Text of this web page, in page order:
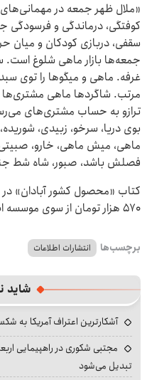
«ملال ظهر جمعه در
کوفتگی، درماندگی و فرسودگی
سقفی، دربازی کودکان و میان
جمعه‌ها بازار ماهی شلوغ است.
غرفه. ماهی و میگوها را توی
مرتب. شاگردها ماهی
ترازو به حساب مشتری‌های
بوی دریا، سرخو، زبیدی،
ماهی، میش ماهی،‌ خارو،
فصلش باشد، صبور، شاه شط
570 هزار تومان از سوی موسسه اطلاعات تجدید چاپ شده است.
برچسب‌ها انتشارات اطلاعات
شاید
آشکارترین اعتراف آمریکا به
مجتبی شکوری در راهپیمایی
تبدیل می‌شود